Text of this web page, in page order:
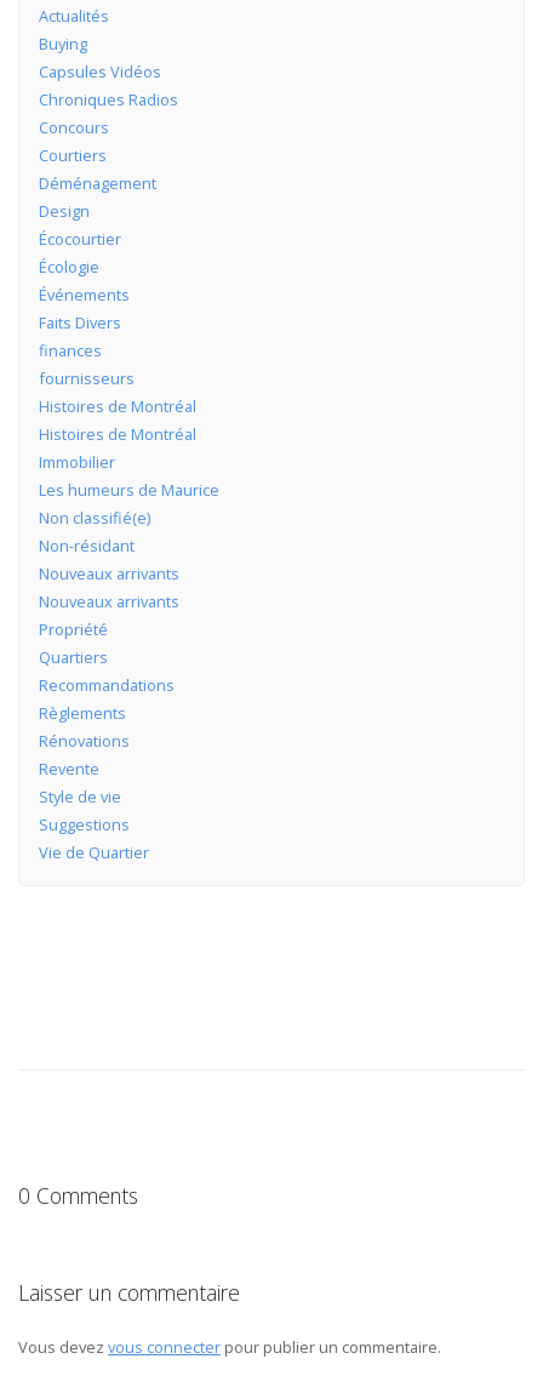
Actualités
Buying
Capsules Vidéos
Chroniques Radios
Concours
Courtiers
Déménagement
Design
Écocourtier
Écologie
Événements
Faits Divers
finances
fournisseurs
Histoires de Montréal
Histoires de Montréal
Immobilier
Les humeurs de Maurice
Non classifié(e)
Non-résidant
Nouveaux arrivants
Nouveaux arrivants
Propriété
Quartiers
Recommandations
Règlements
Rénovations
Revente
Style de vie
Suggestions
Vie de Quartier
0 Comments
Laisser un commentaire
Vous devez vous connecter pour publier un commentaire.